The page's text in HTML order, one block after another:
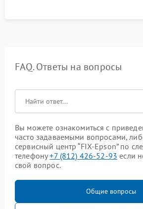
FAQ. Ответы на вопросы
Вы можете ознакомиться с
часто задаваемыми вопросами,
сервисный центр “FIX-Epson” по
телефону+7 (812) 426-52-93 если
свой вопрос.
Общие вопросы